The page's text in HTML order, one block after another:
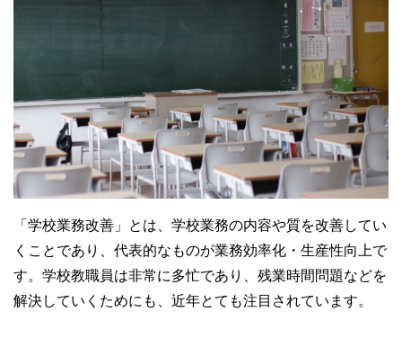
「学校業務改善」とは、学校業務の内容や質を改善してい
くことであり、代表的なものが業務効率化・生産性向上で
す。学校教職員は非常に多忙であり、残業時間問題などを
解決していくためにも、近年とても注目されています。